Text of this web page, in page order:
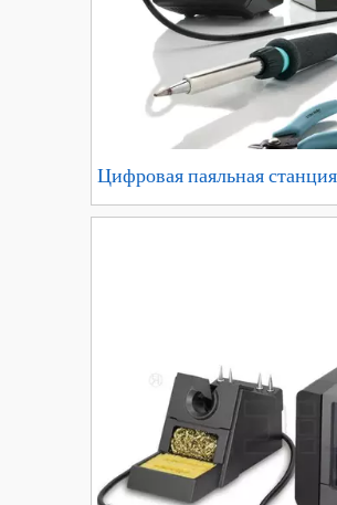
Цифровая паяльная
Education Kit